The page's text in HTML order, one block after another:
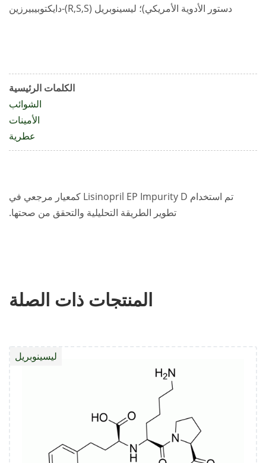
دستور الأدوية الأمريكي)؛ ليسينوبريل (R,S,S)-دايكتوبيبيرزين
الكلمات الرئيسية
الشوائب
الأمينات
عطرية
تم استخدام Lisinopril EP Impurity D كمعيار مرجعي في
تطوير الطريقة التحليلية والتحقق من صحتها.
المنتجات ذات الصلة
ليسينوبريل